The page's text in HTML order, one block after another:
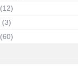
(12)
(3)
(60)